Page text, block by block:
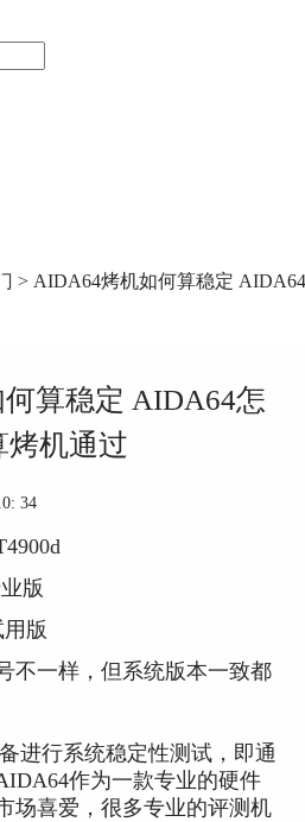
> AIDA64烤机如何算稳定
算稳定 AIDA64怎
烤机通过
34
版
版
不一样，但系统版本一致都
进行系统稳定性测试，即通
作为一款专业的硬件
场喜爱，很多专业的评测机